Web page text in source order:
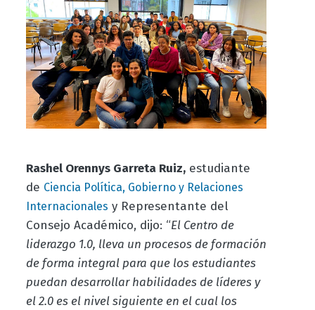
Rashel Orennys Garreta Ruiz,estudiante
de Ciencia Política, Gobierno y Relaciones
Internacionales y Representante del
Consejo Académico, dijo: “El Centro de
liderazgo 1.0, lleva un procesos de formación
de forma integral para que los estudiantes
puedan desarrollar habilidades de líderes y
el 2.0 es el nivel siguiente en el cual los